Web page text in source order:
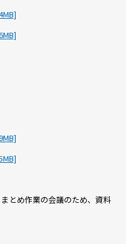
とめ作業の会議のため、資料